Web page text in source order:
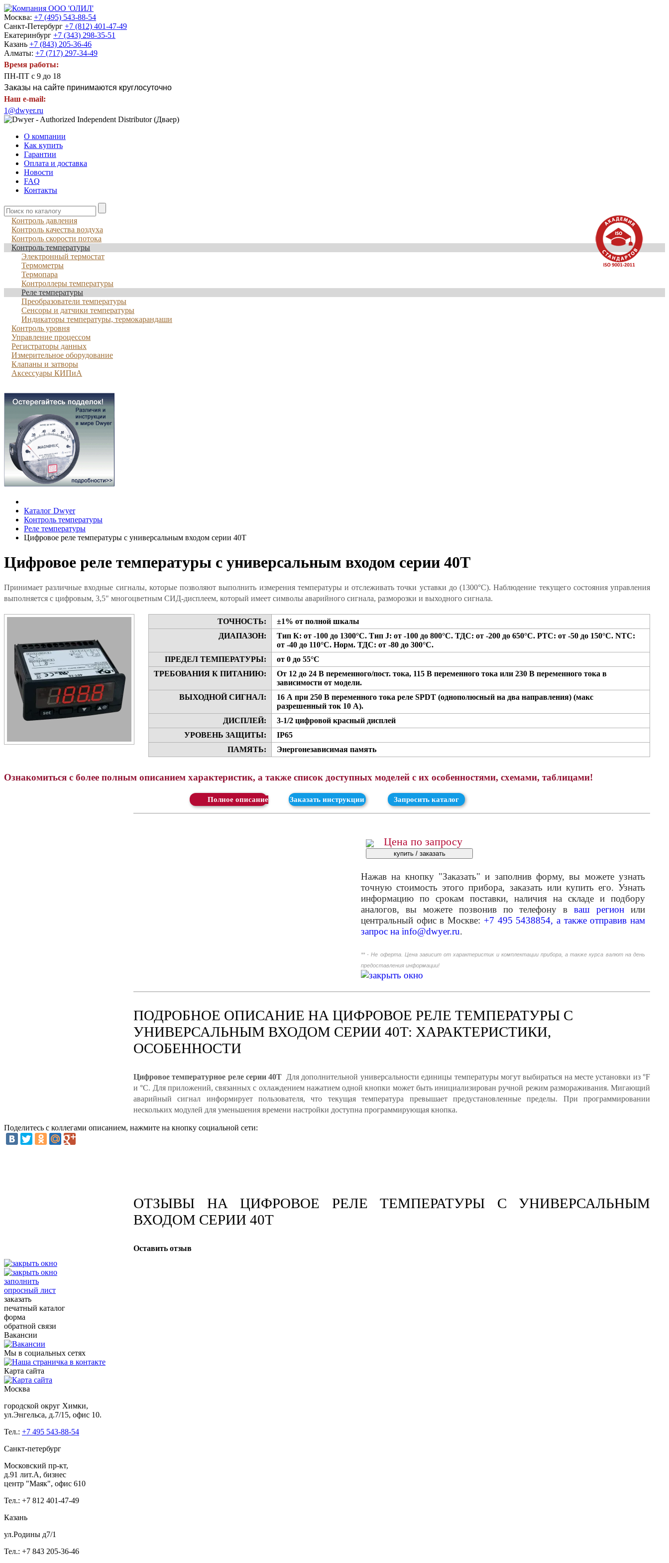
Москва: +7 (495) 543-88-54
Санкт-Петербург +7 (812) 401-47-49
Екатеринбург +7 (343) 298-35-51
Казань +7 (843) 205-36-46
Алматы: +7 (717) 297-34-49
Время работы:
ПН-ПТ с 9 до 18
Заказы на сайте принимаются круглосуточно
Наш e-mail:
1@dwyer.ru
О компании
Как купить
Гарантии
Оплата и доставка
Новости
FAQ
Контакты
Контроль давления
Контроль качества воздуха
Контроль скорости потока
Контроль температуры
Электронный термостат
Термометры
Термопара
Контроллеры температуры
Реле температуры
Преобразователи температуры
Сенсоры и датчики температуры
Индикаторы температуры, термокарандаши
Контроль уровня
Управление процессом
Регистраторы данных
Измерительное оборудование
Клапаны и затворы
Аксессуары КИПиА
Каталог Dwyer
Контроль температуры
Реле температуры
Цифровое реле температуры с универсальным входом серии 40T
Цифровое реле температуры с универсальным входом серии 40T
Принимает различные входные сигналы, которые позволяют выполнить измерения температуры и отслеживать точки уставки до (1300°C). Наблюдение текущего состояния управления
выполняется с цифровым, 3,5" многоцветным СИД-дисплеем, который имеет символы аварийного сигнала, разморозки и выходного сигнала.
ТОЧНОСТЬ:
±1% от полной шкалы
ДИАПАЗОН:
Тип К: от -100 до 1300°С. Тип J: от -100 до 800°С. ТДС: от -200 до 650°С. РТС: от -50 до 150°С. NTC:
от -40 до 110°С. Норм. ТДС: от -80 до 300°С.
ПРЕДЕЛ ТЕМПЕРАТУРЫ:
от 0 до 55°C
ТРЕБОВАНИЯ К ПИТАНИЮ:
От 12 до 24 В переменного/пост. тока, 115 В переменного тока или 230 В переменного тока в
зависимости от модели.
ВЫХОДНОЙ СИГНАЛ:
16 А при 250 В переменного тока реле SPDT (однополюсный на два направления) (макс
разрешенный ток 10 А).
ДИСПЛЕЙ:
3-1/2 цифровой красный дисплей
УРОВЕНЬ ЗАЩИТЫ:
IP65
ПАМЯТЬ:
Энергонезависимая память
Ознакомиться с более полным описанием характеристик, а также список доступных моделей с их особенностями, схемами, таблицами!
Скачать Заказать инструкции Запросить каталог
Цена по запросу
Нажав на кнопку "Заказать" и заполнив форму, вы можете узнать
точную стоимость этого прибора, заказать или купить его. Узнать
информацию по срокам поставки, наличия на складе и подбору
аналогов, вы можете позвонив по телефону вваш регион или
центральный офис в Москве: +7 495 5438854, а также отправив нам
запрос наinfo@dwyer.ru.
** - Не оферта. Цена зависит от характеристик и комплектации прибора, а также курса валют на день
предоставления информации!
ПОДРОБНОЕ ОПИСАНИЕ НА ЦИФРОВОЕ РЕЛЕ ТЕМПЕРАТУРЫ С
УНИВЕРСАЛЬНЫМ ВХОДОМ СЕРИИ 40T: ХАРАКТЕРИСТИКИ,
ОСОБЕННОСТИ
Цифровое температурное реле серии 40T Для дополнительной универсальности единицы температуры могут выбираться на месте установки из °F
и °С. Для приложений, связанных с охлаждением нажатием одной кнопки может быть инициализирован ручной режим размораживания. Мигающий
аварийный сигнал информирует пользователя, что текущая температура превышает предустановленные пределы. При программировании
нескольких модулей для уменьшения времени настройки доступна программирующая кнопка.
Поделитесь с коллегами описанием, нажмите на кнопку социальной сети:
ОТЗЫВЫ НА ЦИФРОВОЕ РЕЛЕ ТЕМПЕРАТУРЫ С УНИВЕРСАЛЬНЫМ
ВХОДОМ СЕРИИ 40T
Оставить отзыв
заполнить
опросный лист
заказать
печатный каталог
форма
обратной связи
Вакансии
Мы в социальных сетях
Карта сайта
Москва
городской округ Химки,
ул.Энгельса, д.7/15, офис 10.
Тел.: +7 495 543-88-54
Санкт-петербург
Московский пр-кт,
д.91 лит.А, бизнес
центр "Маяк", офис 610
Тел.: +7 812 401-47-49
Казань
ул.Родины д7/1
Тел.: +7 843 205-36-46